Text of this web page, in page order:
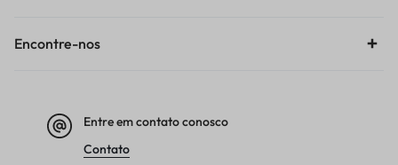
Encontre-nos
Entre em contato conosco
Contato